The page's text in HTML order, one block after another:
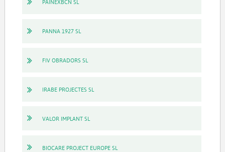
PAINEXBCN SL
PANNA 1927 SL
FIV OBRADORS SL
IRABE PROJECTES SL
VALOR IMPLANT SL
BIOCARE PROJECT EUROPE SL